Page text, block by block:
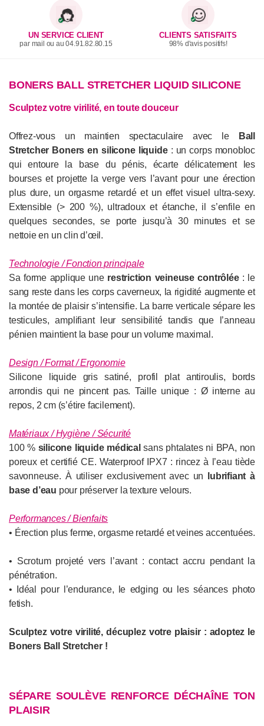
UN SERVICE CLIENT
par mail ou au 04.91.82.80.15
CLIENTS SATISFAITS
98% d'avis positifs!
BONERS BALL STRETCHER LIQUID SILICONE
Sculptez votre virilité, en toute douceur
Offrez-vous un maintien spectaculaire avec le
Ball
Stretcher Boners en silicone liquide: un corps monobloc
qui entoure la base du pénis, écarte délicatement les
bourses et projette la verge vers l’avant pour une érection
plus dure, un orgasme retardé et un effet visuel ultra-sexy.
Extensible (> 200 %), ultradoux et étanche, il s’enfile en
quelques secondes, se porte jusqu’à 30 minutes et se
nettoie en un clin d’œil.
Technologie / Fonction principale
Sa forme applique une restriction veineuse contrôlée: le
sang reste dans les corps caverneux, la rigidité augmente et
la montée de plaisir s’intensifie. La barre verticale sépare les
testicules, amplifiant leur sensibilité tandis que l’anneau
pénien maintient la base pour un volume maximal.
Design / Format / Ergonomie
Silicone liquide gris satiné, profil plat antiroulis, bords
arrondis qui ne pincent pas. Taille unique : Ø interne au
repos, 2 cm (s’étire facilement).
Matériaux / Hygiène / Sécurité
100 % silicone liquide médical sans phtalates ni BPA, non
poreux et certifié CE. Waterproof IPX7 : rincez à l’eau tiède
savonneuse. À utiliser exclusivement avec un
lubrifiant à
base d’eau pour préserver la texture velours.
Performances / Bienfaits
• Érection plus ferme, orgasme retardé et veines accentuées.
• Scrotum projeté vers l’avant : contact accru pendant la
pénétration.
• Idéal pour l’endurance, le edging ou les séances photo
fetish.
Sculptez votre virilité, décuplez votre plaisir : adoptez le
Boners Ball Stretcher !
SÉPARE SOULÈVE RENFORCE DÉCHAÎNE TON
PLAISIR